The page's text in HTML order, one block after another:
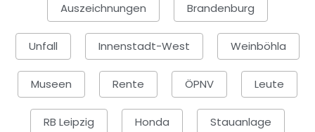
Auszeichnungen Brandenburg
Unfall Innenstadt-West Weinböhla
Museen Rente ÖPNV Leute
RB Leipzig Honda Stauanlage